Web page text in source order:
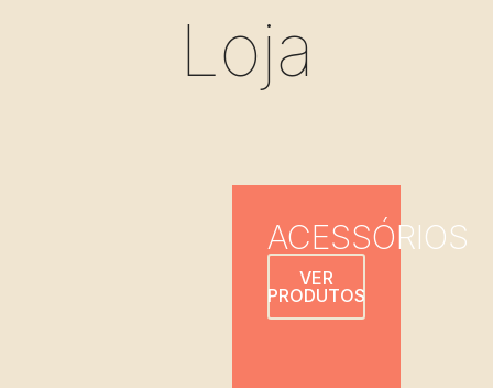
Loja
ACESSÓRIOS
VER
PRODUTOS